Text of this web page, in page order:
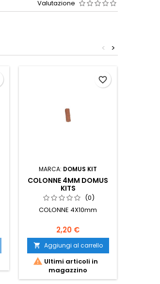
Valutazione
>
<
MARCA: DOMUS KIT
COLONNE 4MM DOMUS
KITS
(0)
COLONNE 4X10mm
2,20 €
 Aggiungi al carrello
 Ultimi articoli in
magazzino
favorite_border